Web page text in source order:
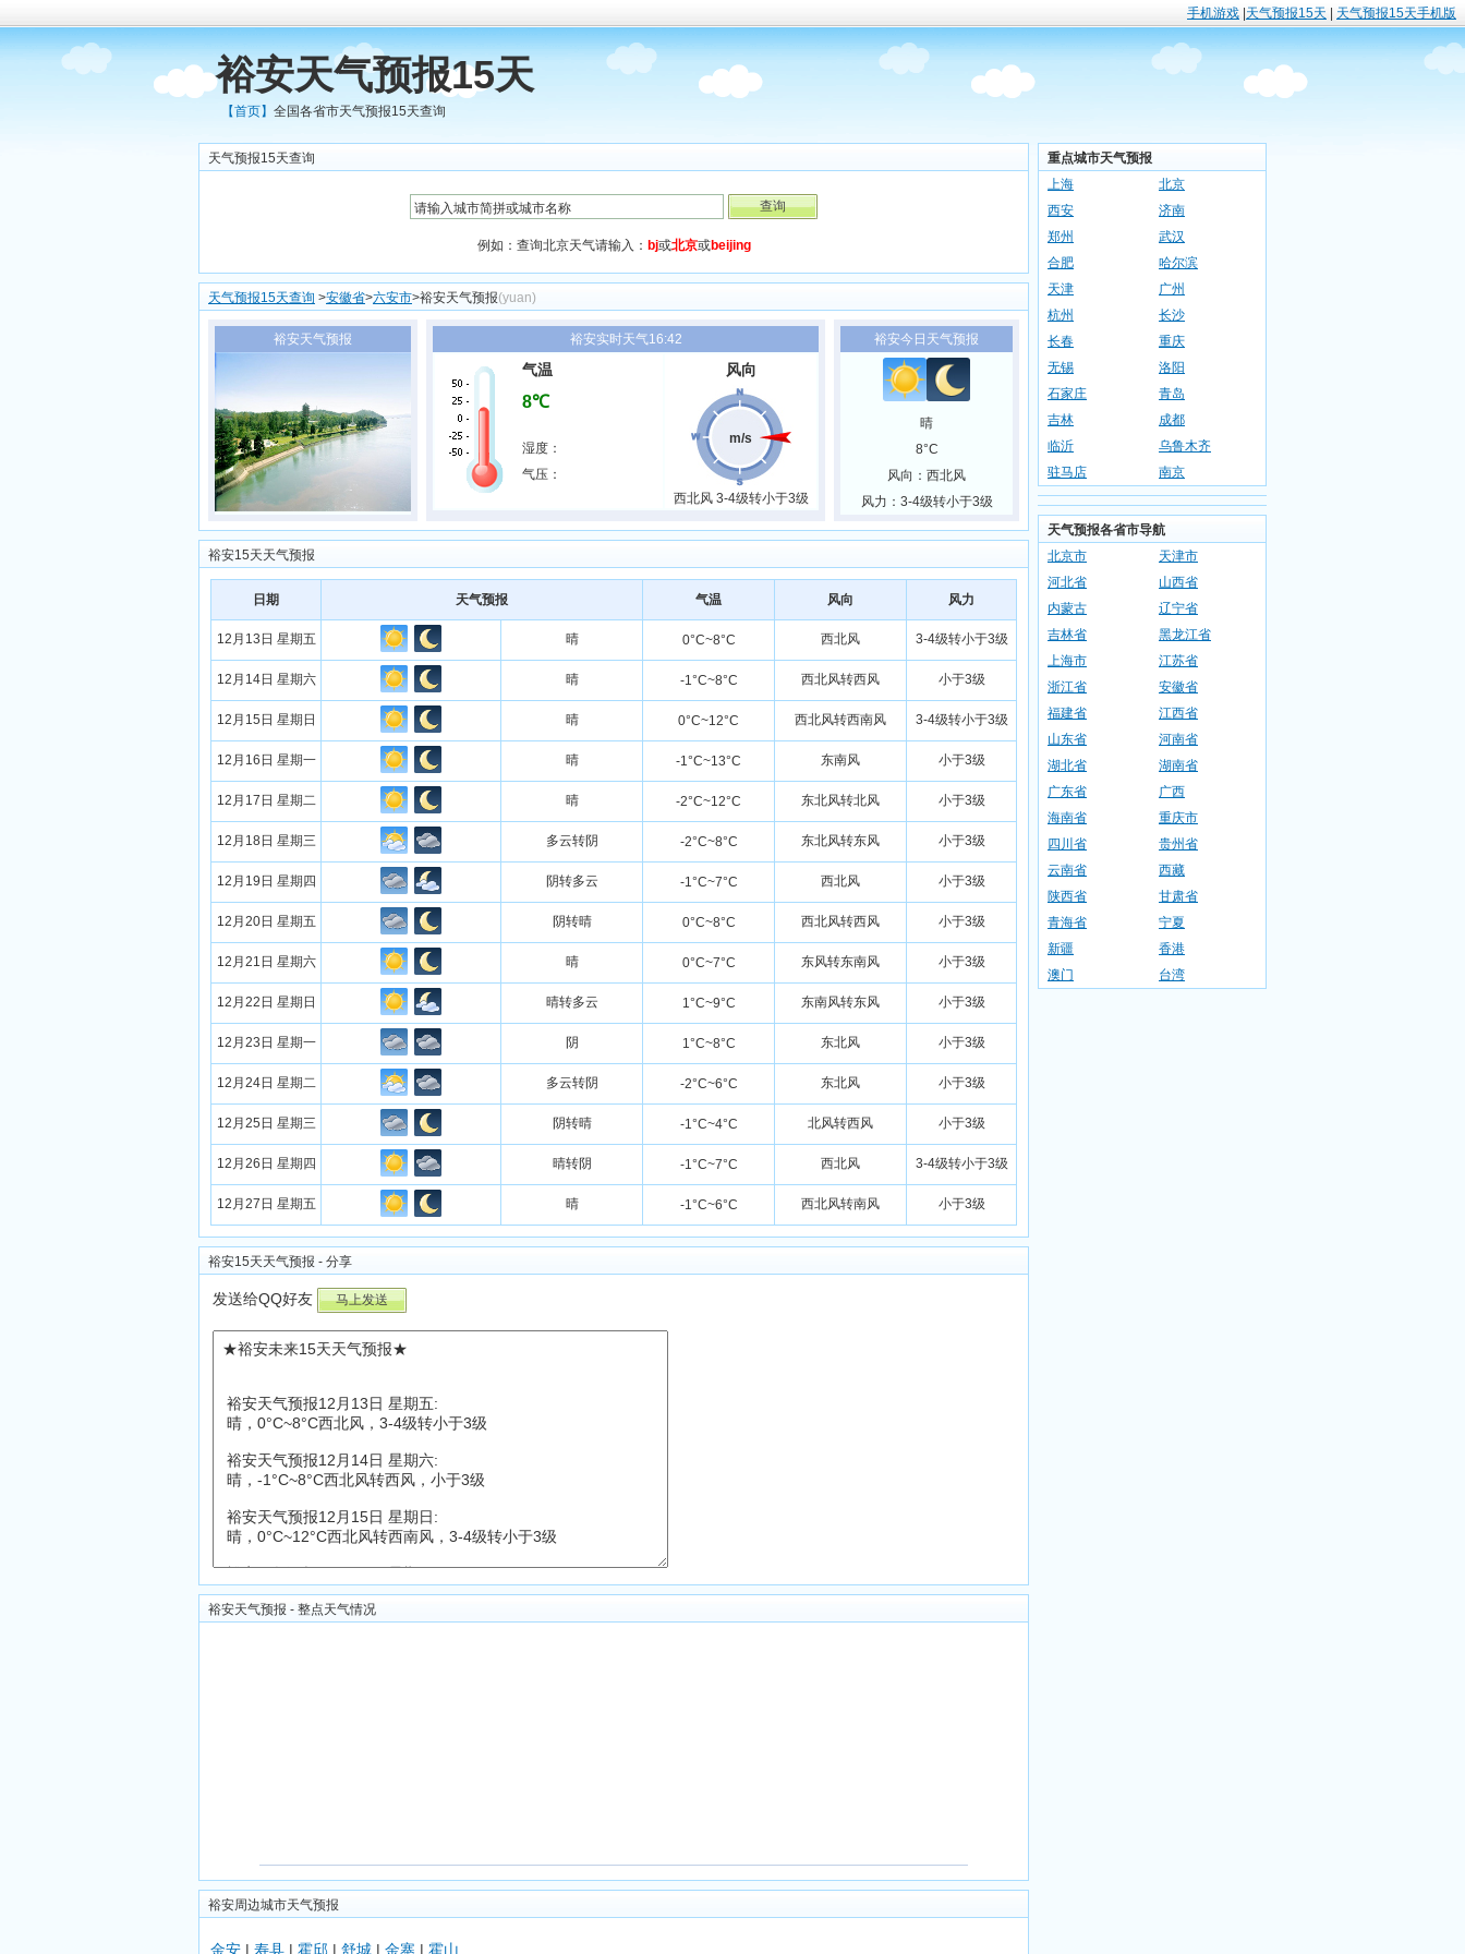
手机游戏 天气预报15天 天气预报15天手机版
裕安天气预报15天
【首页】 全国各省市天气预报15天查询
天气预报15天查询
例如：查询北京天气请输入： bj或北京或beijing
天气预报15天查询 >安徽省>六安市>裕安天气预报(yuan)
裕安天气预报 裕安实时天气16:42
气温
8℃
湿度：
气压：
风向
m/s
西北风 3-4级转小于3级
裕安今日天气预报
晴
8°C
风向：西北风
风力：3-4级转小于3级
裕安15天天气预报
日期 天气预报 气温 风向 风力
12月13日 星期五 晴 0°C~8°C 西北风 3-4级转小于3级
12月14日 星期六 晴 -1°C~8°C 西北风转西风 小于3级
12月15日 星期日 晴 0°C~12°C 西北风转西南风 3-4级转小于3级
12月16日 星期一 晴 -1°C~13°C 东南风 小于3级
12月17日 星期二 晴 -2°C~12°C 东北风转北风 小于3级
12月18日 星期三 多云转阴 -2°C~8°C 东北风转东风 小于3级
12月19日 星期四 阴转多云 -1°C~7°C 西北风 小于3级
12月20日 星期五 阴转晴 0°C~8°C 西北风转西风 小于3级
12月21日 星期六 晴 0°C~7°C 东风转东南风 小于3级
12月22日 星期日 晴转多云 1°C~9°C 东南风转东风 小于3级
12月23日 星期一 阴 1°C~8°C 东北风 小于3级
12月24日 星期二 多云转阴 -2°C~6°C 东北风 小于3级
12月25日 星期三 阴转晴 -1°C~4°C 北风转西风 小于3级
12月26日 星期四 晴转阴 -1°C~7°C 西北风 3-4级转小于3级
12月27日 星期五 晴 -1°C~6°C 西北风转南风 小于3级
裕安15天天气预报 - 分享
发送给QQ好友
裕安天气预报 - 整点天气情况
裕安周边城市天气预报
金安 | 寿县 | 霍邱 | 舒城 | 金寨 | 霍山
重点城市天气预报
上海
北京
西安
济南
郑州
武汉
合肥
哈尔滨
天津
广州
杭州
长沙
长春
重庆
无锡
洛阳
石家庄
青岛
吉林
成都
临沂
乌鲁木齐
驻马店
南京
天气预报各省市导航
北京市
天津市
河北省
山西省
内蒙古
辽宁省
吉林省
黑龙江省
上海市
江苏省
浙江省
安徽省
福建省
江西省
山东省
河南省
湖北省
湖南省
广东省
广西
海南省
重庆市
四川省
贵州省
云南省
西藏
陕西省
甘肃省
青海省
宁夏
新疆
香港
澳门
台湾